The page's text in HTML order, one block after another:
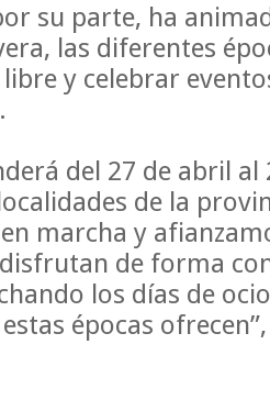
su parte, ha
las diferentes
y celebrar
del 27 de abril
de la
marcha y
de forma
los días de
épocas